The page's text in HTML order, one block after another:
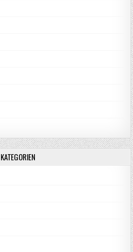
KATEGORIEN